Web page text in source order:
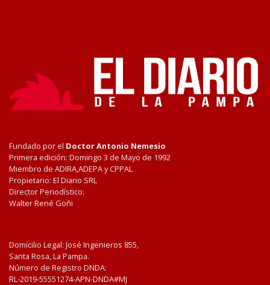
Fundado por el Doctor Antonio Nemesio
Primera edición: Domingo 3 de Mayo de 1992
Miembro de ADIRA,ADEPA y CPPAL
Propietario: El Diario SRL
Director Periodístico:
Walter René Goñi
Domicilio Legal: José Ingenieros 855,
Santa Rosa, La Pampa.
Número de Registro DNDA:
RL-2019-55551274-APN-DNDA#MJ